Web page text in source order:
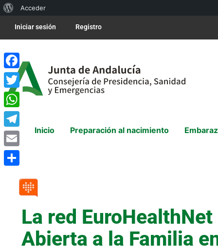
Acceder
Iniciar sesión Registro
Inicio Preparación al nacimiento
La red
Abierta a la Familia
Facebook
Twitter
WhatsApp
Telegram
Email